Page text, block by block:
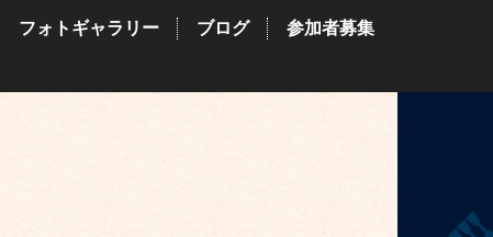
フォトギャラリー ブログ 参加者募集